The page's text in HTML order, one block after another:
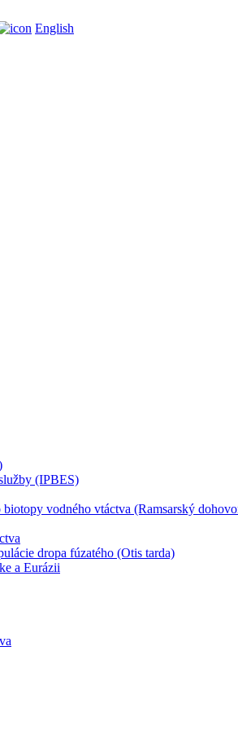
English
(IPBES)
vodného vtáctva (Ramsarský
dropa fúzatého (Otis tarda)
a Eurázii